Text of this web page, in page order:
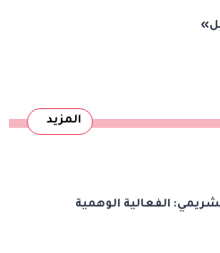
المزيد
الفعالية الوهمية